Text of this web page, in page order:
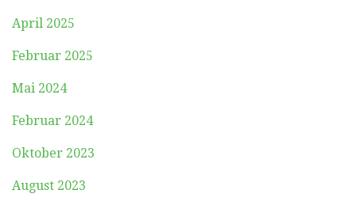
April 2025
Februar 2025
Mai 2024
Februar 2024
Oktober 2023
August 2023